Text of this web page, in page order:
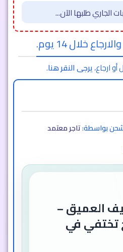
الجاري طلبها الآن...
خلال 14 يوم.
ارجاع،يرجى النقر هنا.
بواسطة:تاجر معتمد
العميق –
تختفي في